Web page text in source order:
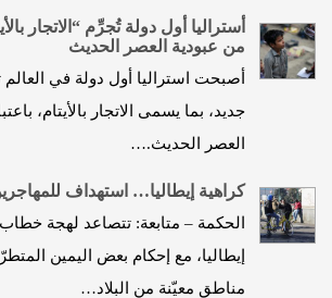
أستراليا أول دولة تُجرِّم “الاتجار
من عبودية العصر الحديث
أصبحت استراليا أول دولة في
جديد، بما يسمى الاتجار بالأيتام،
العصر الحديث.…
كراهية إيطاليا… استهداف
الحكمة – متابعة: تتصاعد لهجة
إيطاليا، مع إحكام بعض اليمين
مناطق معيّنة من البلاد…